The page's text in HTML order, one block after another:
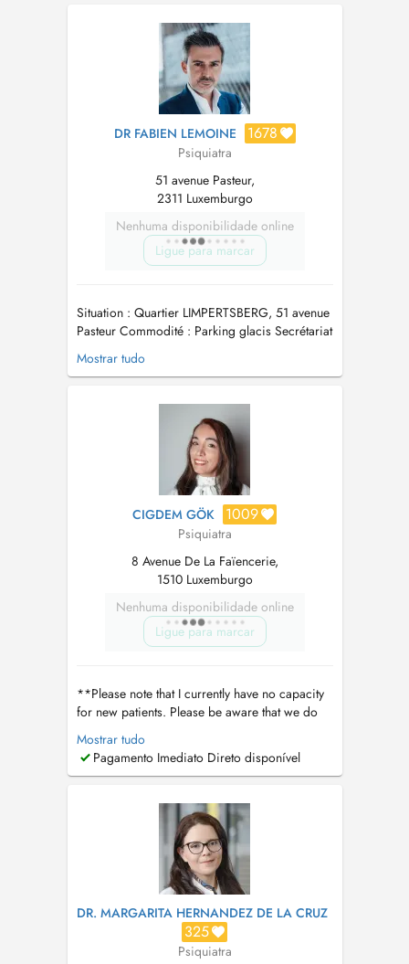
DR FABIEN LEMOINE 1678
Psiquiatra
51 avenue Pasteur,
2311 Luxemburgo
Nenhuma disponibilidade online
Ligue para marcar
Situation : Quartier LIMPERTSBERG, 51 avenue
Pasteur Commodité : Parking glacis Secrétariat
: de 7h30 à 20h Tel : (+352) 20 60 11 67 À
compter du 28 juin 2024, PAIEMENT
couverts par l'assurance maladie au
Luxembourg (CNS, CMFEP, CMFEC, EMCFL).
Mostrar tudo
CIGDEM GÖK 1009
Psiquiatra
8 Avenue De La Faïencerie,
1510 Luxemburgo
Nenhuma disponibilidade online
Ligue para marcar
**Please note that I currently have no capacity
for new patients. Please be aware that we do
only diagnostic assesment. We can only offer
diagnostic assessments for ADHD and autism.
When appointments become available, you will
no longer maintains a waiti...
Mostrar tudo
Pagamento Imediato Direto disponível
DR. MARGARITA HERNANDEZ DE LA CRUZ
325
Psiquiatra